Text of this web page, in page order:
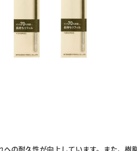
の耐久性が向上しています。また、